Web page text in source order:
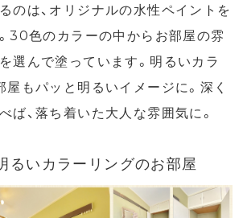
のは、オリジナルの水性ペイントを
30色のカラーの中からお部屋の雰
選んで塗っています。明るいカラ
屋もパッと明るいイメージに。深く
ば、落ち着いた大人な雰囲気に。
るいカラーリングのお部屋